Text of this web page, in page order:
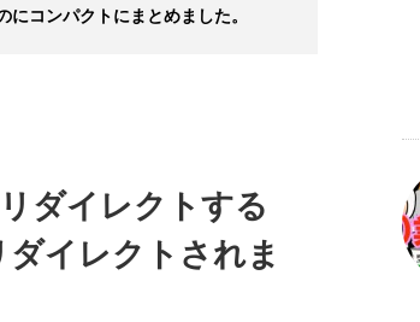
コンパクトにまとめました。
ダイレクトする
イレクトされま